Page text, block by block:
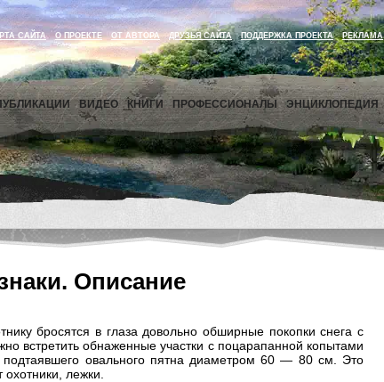
САЙТА О ПРОЕКТЕ ОТ АВТОРА ДРУЗЬЯ САЙТА ПОДДЕРЖКА ПРОЕКТА РЕКЛАМА
ВИДЕО КНИГИ ПРОФЕССИОНАЛЫ ЭНЦИКЛОПЕДИЯ
Описание
бросятся в глаза довольно обширные покопки снега с
встретить обнаженные участки с поцарапанной копытами
овального пятна диаметром 60 — 80 см. Это
лежки.